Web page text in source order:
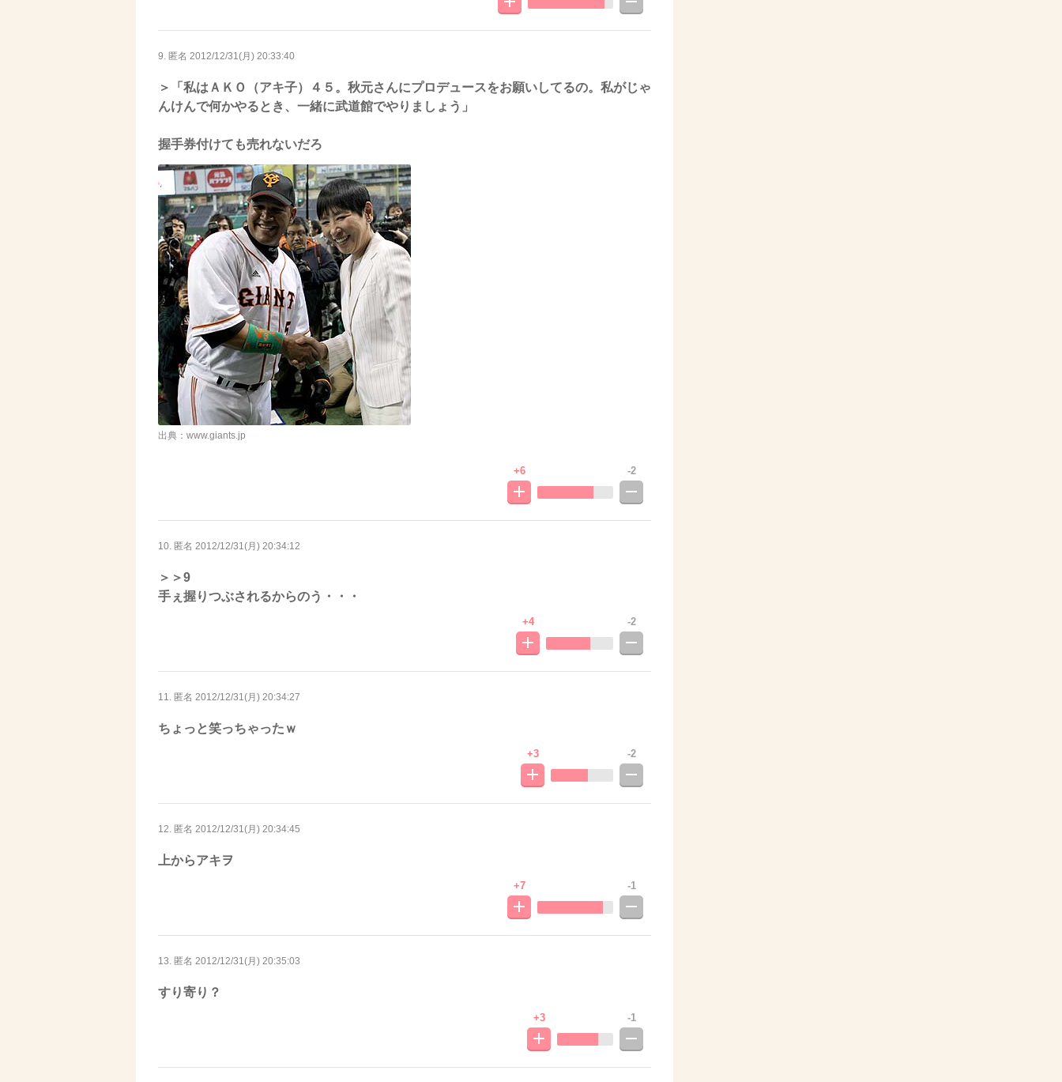
9. 匿名 2012/12/31(月) 20:33:40
＞「私はＡＫＯ（アキ子）４５。秋元さんにプロデュースをお願いしてるの。私がじゃ
んけんで何かやるとき、一緒に武道館でやりましょう」
握手券付けても売れないだろ
出典：www.giants.jp
+6 -2
10. 匿名 2012/12/31(月) 20:34:12
＞＞9
手ぇ握りつぶされるからのう・・・
+4 -2
11. 匿名 2012/12/31(月) 20:34:27
ちょっと笑っちゃったｗ
+3 -2
12. 匿名 2012/12/31(月) 20:34:45
上からアキヲ
+7 -1
13. 匿名 2012/12/31(月) 20:35:03
すり寄り？
+3 -1